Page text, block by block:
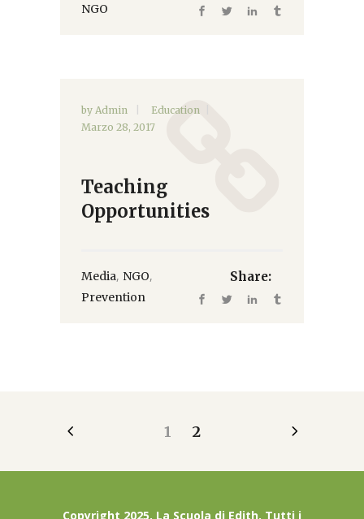
NGO
by Admin
Education
Marzo 28, 2017
Teaching
Opportunities
Media, NGO,
Prevention
Share:
1 2
Copyright 2025. La Scuola di Edith. Tutti i